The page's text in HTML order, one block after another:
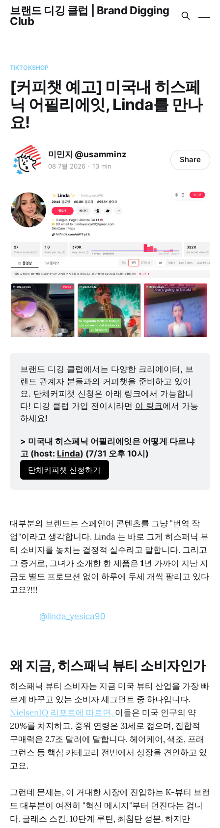
브랜드 디깅 클럽 | Brand Digging
Club
TIKTOKSHOP
[커피챗 예고] 미국내 히스페
닉 어필리에잇, Linda를 만나
요!
미민지 @usamminz
08 7월 2026 13 min
Share
브랜드 디깅 클럽에서는 다양한 크리에이터, 브
랜드 관계자 분들과의 커피챗을 준비하고 있어
요. 단체커피챗 신청은 아래 링크에서 가능합니
다! 디깅 클럽 가입 전이시라면 이 링크에서 가능
하세요!
> 미국내 히스페닉 어필리에잇은 어떻게 다르냐
고 (host: Linda) (7/31 오후 10시)
단체커피챗 신청하기
대부분의 브랜드는 스페인어 콘텐츠를 그냥 "번역 작
업"이라고 생각합니다. Linda 는 바로 그게 히스패닉 뷰
티 소비자를 놓치는 결정적 실수라고 말합니다. 그리고
그 증거로, 그녀가 소개한 한 제품은 1년 가까이 지난 지
금도 별도 프로모션 없이 하루에 두세 개씩 팔리고 있다
고요?!!!
@linda_yesica90
왜 지금, 히스패닉 뷰티 소비자인가
히스패닉 뷰티 소비자는 지금 미국 뷰티 산업을 가장 빠
르게 바꾸고 있는 소비자 세그먼트 중 하나입니다.
NielsenIQ 리포트에 따르면, 이들은 미국 인구의 약
20%를 차지하고, 중위 연령은 31세로 젊으며, 집합적
구매력은 2.7조 달러에 달합니다. 헤어케어, 색조, 프래
그런스 등 핵심 카테고리 전반에서 성장을 견인하고 있
고요.
그런데 문제는, 이 거대한 시장에 진입하는 K-뷰티 브랜
드 대부분이 여전히 "혁신 메시지"부터 던진다는 겁니
다. 글래스 스킨, 10단계 루틴, 최첨단 성분. 하지만